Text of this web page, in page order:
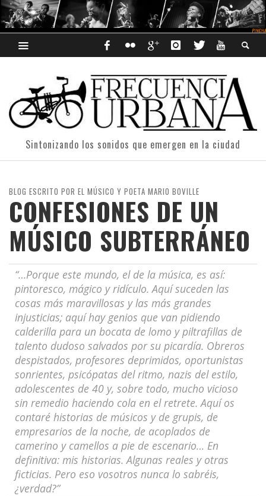
Sintonizando los sonidos que emergen en la ciudad
BLOG ESCRITO POR EL MÚSICO Y POETA MARIO BOVILLE
CONFESIONES DE UN
MÚSICO SUBTERRÁNEO
“…Porque este mundo, el de la música, es así:
pintoresco, mágico y ridículo. Aquí suceden las
cosas más maravillosas y las más grandes
injusticias; aquí hay genios que van pidiendo
calderilla para un bocata de lomo y piltrafillas de
talento dudoso salvados por su picardía. Obreros
despistados, profesores deprimidos, oportunistas
sonrientes, psicópatas del ritmo, nazis del estilo,
adolescentes de 40 y, sobre todo, mucho vicioso
sin remedio haciendo cola en el retrete. Aquí os
contaré historias de músicos y de grupis, de
empresarios de la noche, de acoplados de
camerino y camellos a pie de escenario… En
definitiva: mis historias. Algunas reales y otras
ficticias. Pero eso vosotros nunca lo sabréis,
¿verdad?”